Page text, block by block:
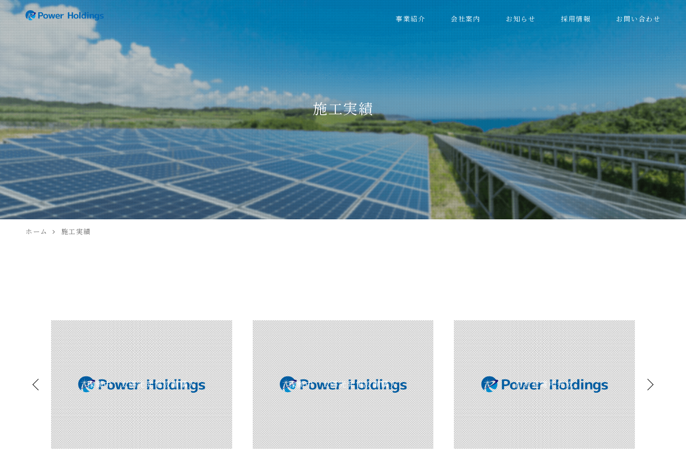
事業紹介 会社案内 お知らせ 採用情報 お問い合わせ
施工実績
ホーム 施工実績
稼働中 太陽光発電設備購入 稼働中 太陽光発電設備購入 自社発電所完成